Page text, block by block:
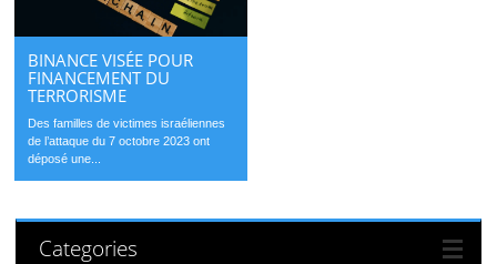
BINANCE VISÉE POUR
FINANCEMENT DU
TERRORISME
Des familles de victimes israéliennes
de l’attaque du 7 octobre 2023 ont
déposé une...
Categories